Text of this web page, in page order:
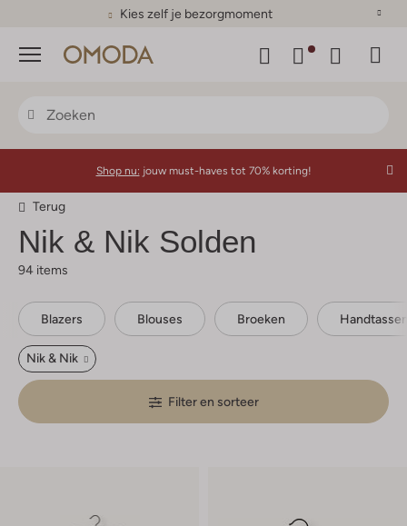
Kies zelf je bezorgmoment
Menu
Shop nu: jouw must-haves tot 70% korting!
Terug
Nik & Nik Solden
94 items
Blazers Blouses Broeken
Nik & Nik
Filter en sorteer